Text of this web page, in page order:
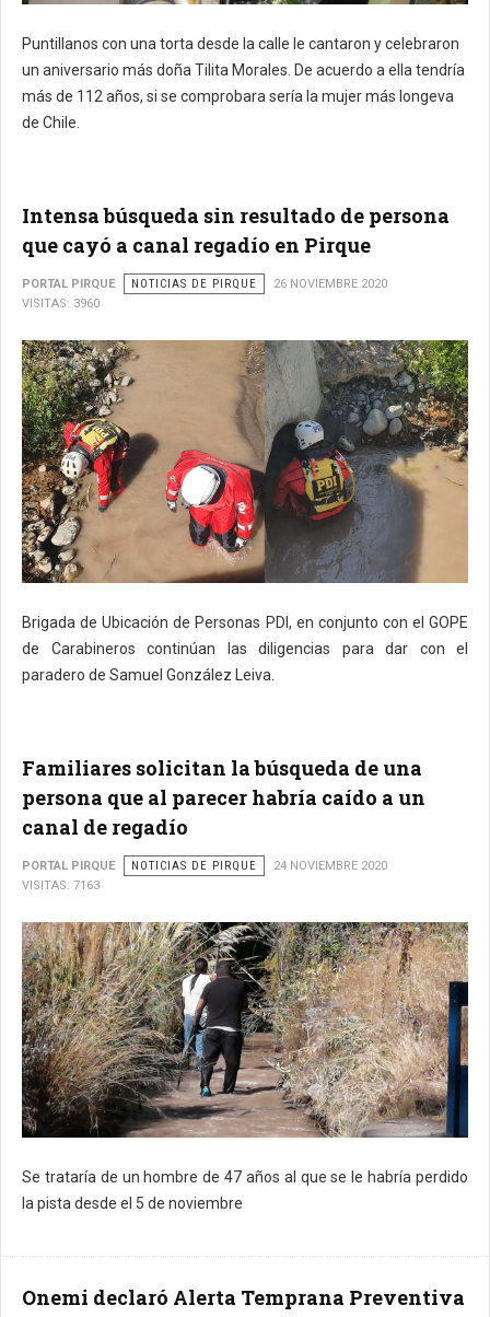
Puntillanos con una torta desde la calle le cantaron y celebraron
un aniversario más doña Tilita Morales. De acuerdo a ella tendría
más de 112 años, si se comprobara sería la mujer más longeva
de Chile.
Intensa búsqueda sin resultado de persona
que cayó a canal regadío en Pirque
PORTAL PIRQUE NOTICIAS DE PIRQUE
26 NOVIEMBRE 2020
VISITAS: 3960
Brigada de Ubicación de Personas PDI, en conjunto con el GOPE
de Carabineros continúan las diligencias para dar con el
paradero de Samuel González Leiva.
Familiares solicitan la búsqueda de una
persona que al parecer habría caído a un
canal de regadío
PORTAL PIRQUE NOTICIAS DE PIRQUE
24 NOVIEMBRE 2020
VISITAS: 7163
Se trataría de un hombre de 47 años al que se le habría perdido
la pista desde el 5 de noviembre
Onemi declaró Alerta Temprana Preventiva